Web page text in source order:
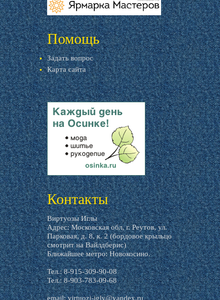
livemaster.ru
Помощь
Задать вопрос
Карта сайта
livemaster.ru
Контакты
Виртуозы Иглы
Адрес: Московская обл, г. Реутов, ул.
Парковая, д. 8, к. 2 (бордовое крыльцо
смотрит на Вайлдберис)
Ближайшее метро: Новокосино.
Тел.: 8-915-309-90-08
Тел.: 8-903-783-09-68
email:virtuozi-igly@yandex.ru